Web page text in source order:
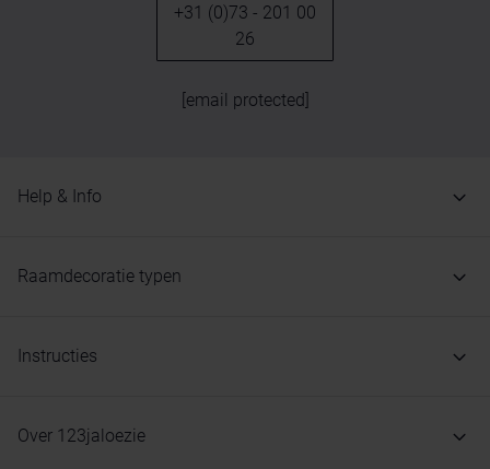
+31 (0)73 - 201 00
26
[email protected]
Help & Info
Raamdecoratie typen
Instructies
Over 123jaloezie